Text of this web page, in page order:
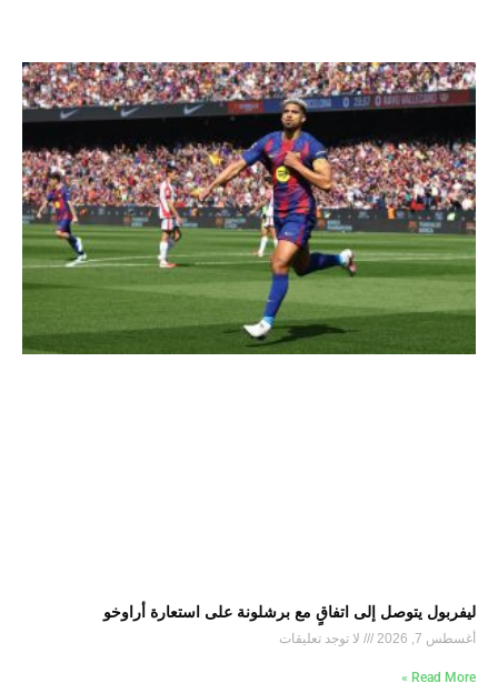
ليفربول يتوصل إلى اتفاقٍ مع برشلونة على استعارة أراوخو
أغسطس 7, 2026 لا توجد تعليقات
Read More »